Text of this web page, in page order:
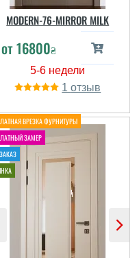
MODERN-76-MIRROR MILK
от16800₴
1